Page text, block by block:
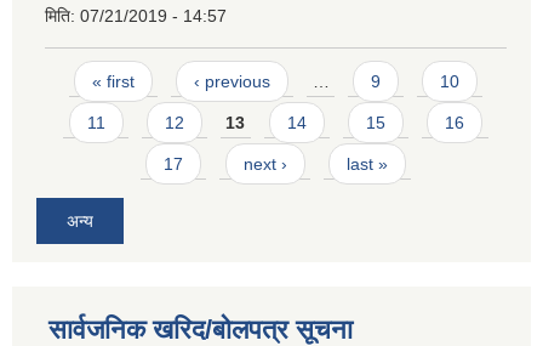
मिति: 07/21/2019 - 14:57
Pages
« first ‹ previous … 9 10
11 12 13 14 15 16
17 next › last »
अन्य
सार्वजनिक खरिद/बोलपत्र सूचना